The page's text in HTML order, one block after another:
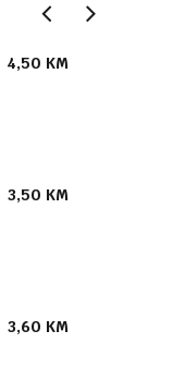
4,50 KM
3,50 KM
3,60 KM